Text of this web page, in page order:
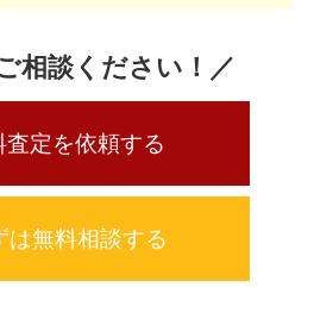
相談ください！／
査定を依頼する
は無料相談する